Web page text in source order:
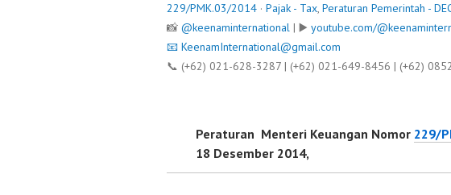
229/PMK.03/2014 · Pajak - Tax, Peraturan Pemerintah -
📸 @keenaminternational | ▶️ youtube.com/
📧 KeenamInternational@gmail.com
📞 (+62) 021-628-3287 | (+62) 021-649-8456 | (+62)
Peraturan Menteri Keuangan Nomor 229/
18 Desember 2014,